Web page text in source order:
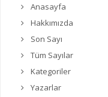
Anasayfa
Hakkımızda
Son Sayı
Tüm Sayılar
Kategoriler
Yazarlar